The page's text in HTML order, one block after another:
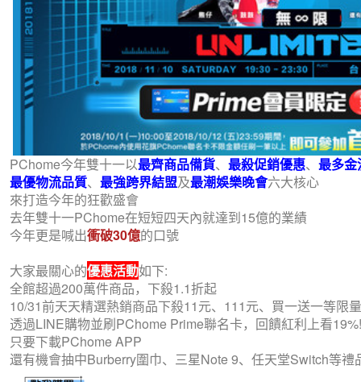
PChome今年雙十一以最齊商品備貨、 最殺促銷優惠、 最多金
最優物流品質、 最強跨界結盟及最潮娛樂晚會六大核心
來打造今年的狂歡盛會
去年雙十一PChome在短短四天內就達到15億的業績
今年更是喊出衝破30億的口號
大家最關心的優惠活動如下:
全館超過200萬件商品，下殺1.1折起
10/31前天天精選熱銷商品下殺11元、111元、買一送一等限
透過LINE購物並刷PChome Prime聯名卡，回饋紅利上看
只要下載PChome APP
還有機會抽中Burberry圍巾、三星Note 9、任天堂Switch等禮